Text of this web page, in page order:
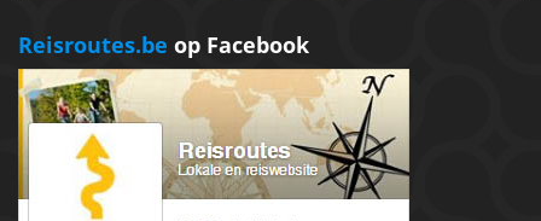
Reisroutes.be op Facebook